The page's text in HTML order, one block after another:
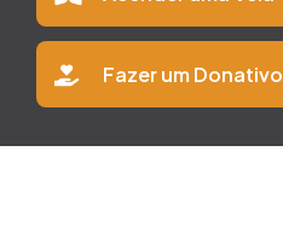
Fazer um Donativo